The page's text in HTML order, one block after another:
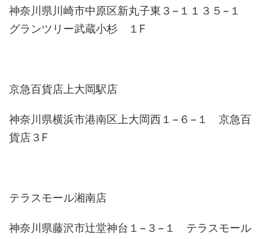
神奈川県川崎市中原区新丸子東３−１１３５−１
グランツリー武蔵小杉 １F
京急百貨店上大岡駅店
神奈川県横浜市港南区上大岡西１−６−１ 京急百
貨店３F
テラスモール湘南店
神奈川県藤沢市辻堂神台１−３−１ テラスモール